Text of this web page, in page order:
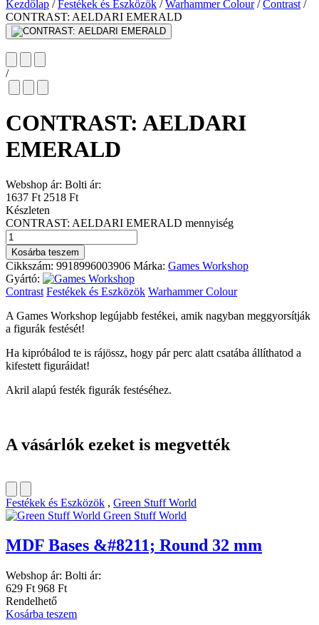
Kezdőlap / Festékek és Eszközök / Warhammer Colour / Contrast /
CONTRAST: AELDARI EMERALD
/
CONTRAST: AELDARI
EMERALD
Webshop ár: Bolti ár:
1637 Ft 2518 Ft
Készleten
CONTRAST: AELDARI EMERALD mennyiség
Kosárba teszem
Cikkszám: 9918996003906 Márka: Games Workshop
Gyártó:
Contrast Festékek és Eszközök Warhammer Colour
A Games Workshop legújabb festékei, amik nagyban meggyorsítják
a figurák festését!
Ha kipróbálod te is rájössz, hogy pár perc alatt csatába állíthatod a
kifestett figuráidat!
Akril alapú festék figurák festéséhez.
A vásárlók ezeket is megvették
Festékek és Eszközök , Green Stuff World
Green Stuff World
MDF Bases &#8211; Round 32 mm
Webshop ár: Bolti ár:
629 Ft 968 Ft
Rendelhető
Kosárba teszem